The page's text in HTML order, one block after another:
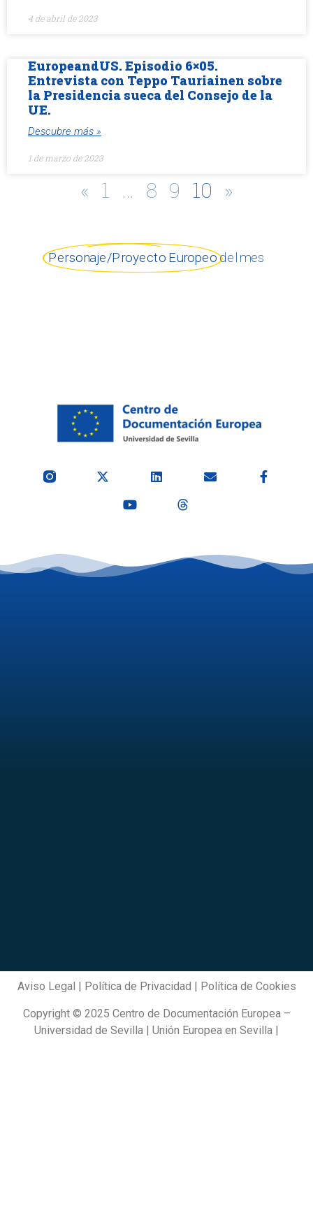
4 de abril de 2023
EuropeandUS. Episodio 6×05.
Entrevista con Teppo Tauriainen sobre
la Presidencia sueca del Consejo de la
UE.
Descubre más »
1 de marzo de 2023
« 1 … 8 9 10 »
Personaje/Proyecto Europeodel mes
Aviso Legal Política de Privacidad Política de Cookies
Copyright © 2025 Centro de Documentación Europea –
Universidad de Sevilla | Unión Europea en Sevilla |